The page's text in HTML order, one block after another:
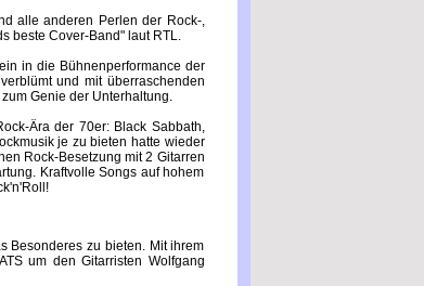
alle anderen Perlen der Rock-,
beste Cover-Band" laut RTL.
in die Bühnenperformance der
und mit überraschenden
Genie der Unterhaltung.
Ära der 70er: Black Sabbath,
je zu bieten hatte wieder
Rock-Besetzung mit 2 Gitarren
Kraftvolle Songs auf hohem
Besonderes zu bieten. Mit ihrem
um den Gitarristen Wolfgang